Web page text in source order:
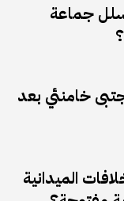
جماعة
خامنئي بعد
الميدانية